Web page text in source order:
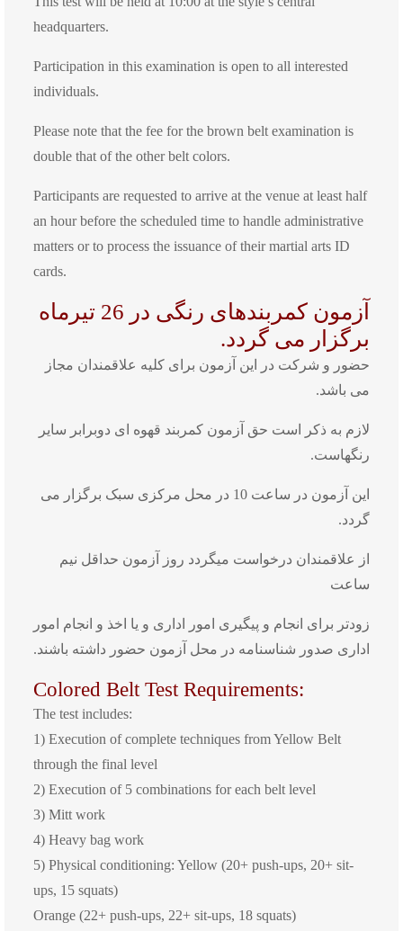
headquarters.
Participation in this examination is open to all interested
individuals.
Please note that the fee for the brown belt examination is
double that of the other belt colors.
Participants are requested to arrive at the venue at least half
an hour before the scheduled time to handle administrative
matters or to process the issuance of their martial arts ID
cards.
آزمون کمربندهای رنگی در 26 تیرماه
برگزار می گردد.
حضور و شرکت در این آزمون برای کلیه علاقمندان مجاز
می ‌باشد.
لازم به ذکر است حق آزمون کمربند قهوه ای دوبرابر سایر
رنگهاست.
این آزمون در ساعت 10 در محل مرکزی سبک برگزار می
گردد.
از علاقمندان درخواست میگردد روز آزمون حداقل نیم
ساعت
زودتر برای انجام و پیگیری امور اداری و یا اخذ و انجام امور
اداری صدور شناسنامه در محل آزمون حضور داشته باشند.
Colored Belt Test Requirements:
The test includes:
1) Execution of complete techniques from Yellow Belt
through the final level
2) Execution of 5 combinations for each belt level
3) Mitt work
4) Heavy bag work
5) Physical conditioning: Yellow (20+ push-ups, 20+ sit-
ups, 15 squats)
Orange (22+ push-ups, 22+ sit-ups, 18 squats)